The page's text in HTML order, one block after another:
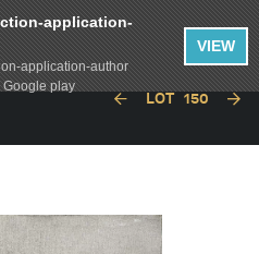
LOT 150
application-
application-author
Google play
VIEW